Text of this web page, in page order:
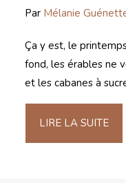
Par Mélanie
Ça y est, le
fond, les érables ne
et les cabanes à
LIRE LA SUITE